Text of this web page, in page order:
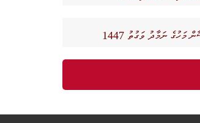
މަހުގެ ނަމާދު ވަގުތު 1447